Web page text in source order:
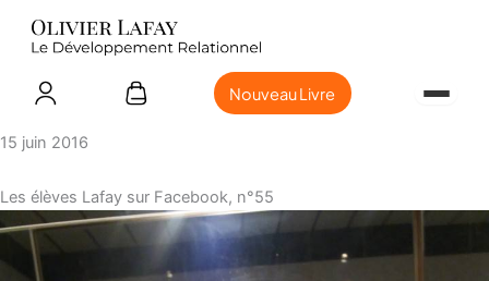
Nouveau Livre
15 juin 2016
Les élèves Lafay sur Facebook, n°55